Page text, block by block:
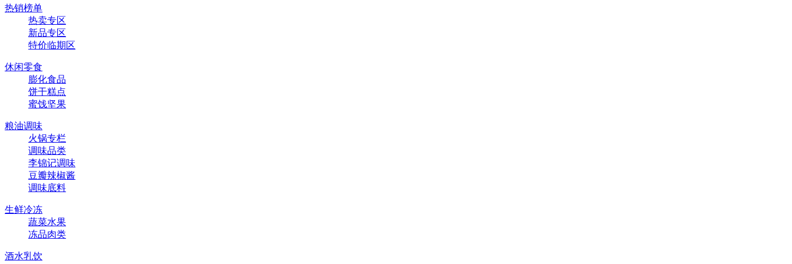
热销榜单
热卖专区
新品专区
特价临期区
休闲零食
膨化食品
饼干糕点
蜜饯坚果
粮油调味
火锅专栏
调味品类
李锦记调味
豆瓣辣椒酱
调味底料
生鲜冷冻
蔬菜水果
冻品肉类
酒水乳饮